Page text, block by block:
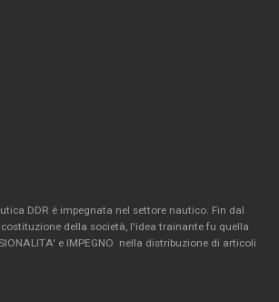
DDR è impegnata nel settore nautico. Fin dal
della società, l'idea trainante fu quella
e IMPEGNO nella distribuzione di articoli